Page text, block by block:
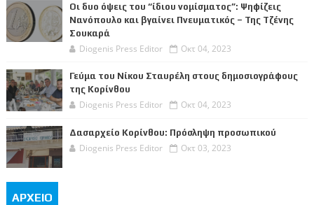
Οι δυο όψεις του “ίδιου νομίσματος”: Ψηφίζεις
Νανόπουλο και βγαίνει Πνευματικός – Της Τζένης
Σουκαρά
Diogenis Press Editor Οκτ 04, 2023
Γεύμα του Νίκου Σταυρέλη στους δημοσιογράφους
της Κορίνθου
Diogenis Press Editor Οκτ 04, 2023
Δασαρχείο Κορίνθου: Πρόσληψη προσωπικού
Diogenis Press Editor Οκτ 03, 2023
ΑΡΧΕΙΟ